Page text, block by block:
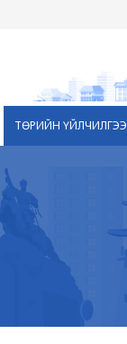
ТӨРИЙН ҮЙЛЧИЛГЭЭ